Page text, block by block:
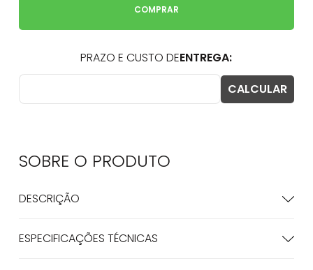
COMPRAR
SOBRE O PRODUTO
DESCRIÇÃO
ESPECIFICAÇÕES TÉCNICAS